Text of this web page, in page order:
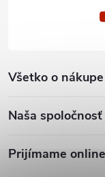
Všetko o nákupe
Naša spoločnosť
Prijímame